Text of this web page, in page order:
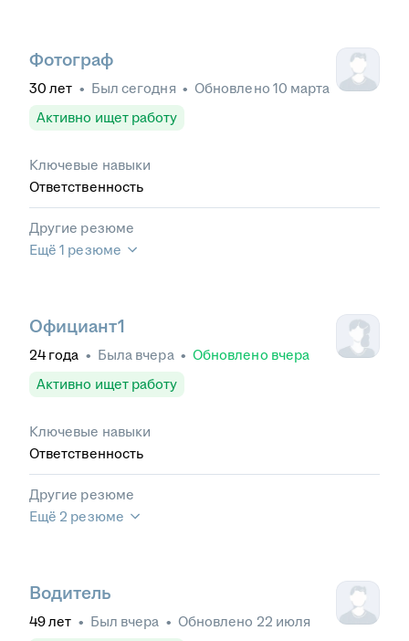
Фотограф
30 лет • Был сегодня • Обновлено 10 марта
Активно ищет работу
Ключевые навыки
Ответственность
Другие резюме
Ещё 1 резюме
Официант1
24 года • Была вчера • Обновлено вчера
Активно ищет работу
Ключевые навыки
Ответственность
Другие резюме
Ещё 2 резюме
Водитель
49лет • Был вчера • Обновлено 22 июля